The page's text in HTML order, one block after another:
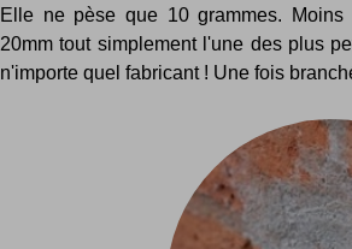
Elle ne pèse que 10 grammes.
20mm tout simplement l'une des plus
n'importe quel fabricant ! Une fois